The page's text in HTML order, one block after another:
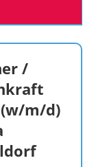
/
m/d)